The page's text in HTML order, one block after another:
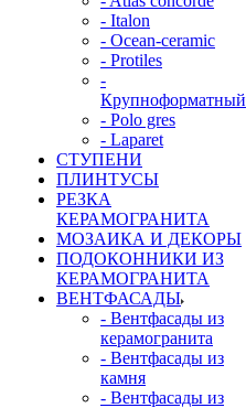
- Italon
- Ocean-ceramic
- Protiles
-
Крупноформатный
- Polo gres
- Laparet
СТУПЕНИ
ПЛИНТУСЫ
РЕЗКА
КЕРАМОГРАНИТА
МОЗАИКА И ДЕКОРЫ
ПОДОКОННИКИ ИЗ
КЕРАМОГРАНИТА
ВЕНТФАСАДЫ
- Вентфасады из
керамогранита
- Вентфасады из
камня
- Вентфасады из